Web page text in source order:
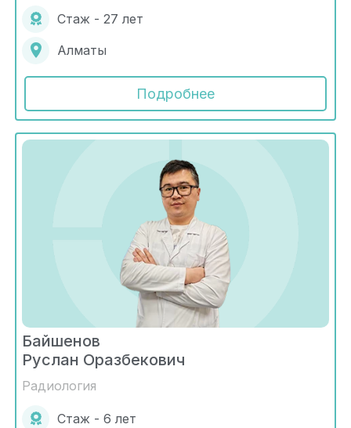
Стаж - 27 лет
Алматы
Подробнее
Байшенов
Руслан Оразбекович
Радиология
Стаж - 6 лет